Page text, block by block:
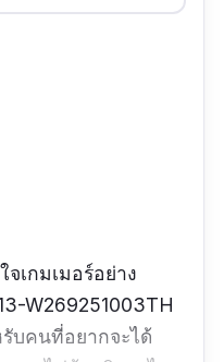
เกมเมอร์อย่าง
W269251003TH
บคนที่อยากจะได้